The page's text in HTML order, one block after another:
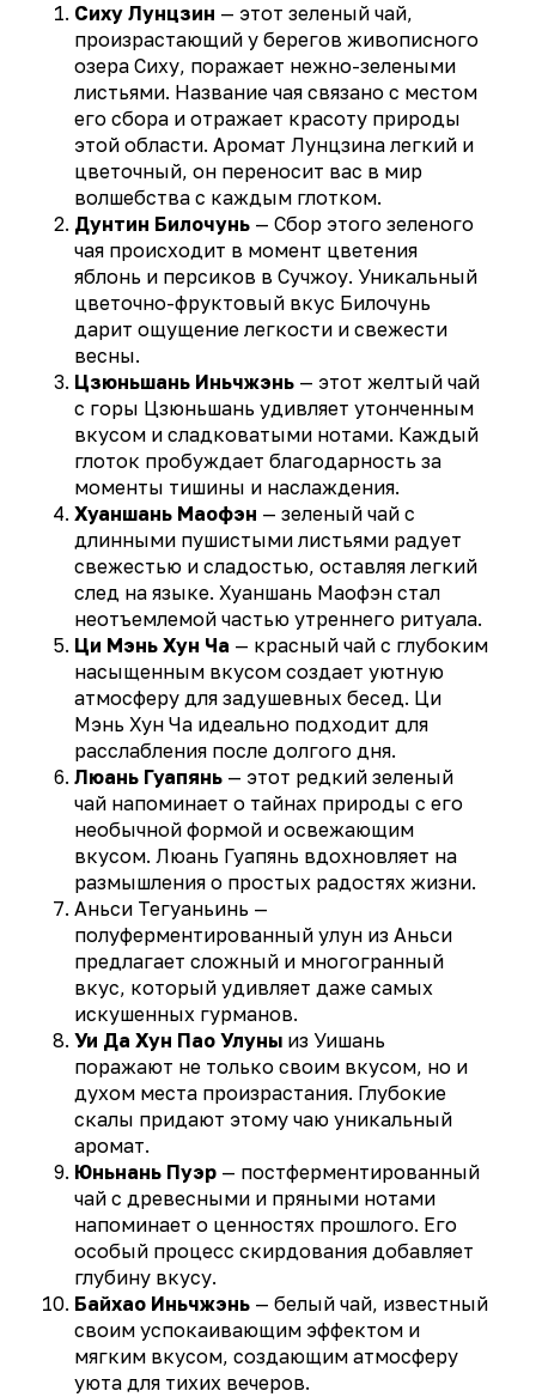
Сиху Лунцзин — этот зеленый чай,
произрастающий у берегов живописного
озера Сиху, поражает нежно-зелеными
листьями. Название чая связано с местом
его сбора и отражает красоту природы
этой области. Аромат Лунцзина легкий и
цветочный, он переносит вас в мир
волшебства с каждым глотком.
Дунтин Билочунь — Сбор этого зеленого
чая происходит в момент цветения
яблонь и персиков в Сучжоу. Уникальный
цветочно-фруктовый вкус Билочунь
дарит ощущение легкости и свежести
весны.
Цзюньшань Иньчжэнь — этот желтый чай
с горы Цзюньшань удивляет утонченным
вкусом и сладковатыми нотами. Каждый
глоток пробуждает благодарность за
моменты тишины и наслаждения.
Хуаншань Маофэн — зеленый чай с
длинными пушистыми листьями радует
свежестью и сладостью, оставляя легкий
след на языке. Хуаншань Маофэн стал
неотъемлемой частью утреннего ритуала.
Ци Мэнь Хун Ча — красный чай с глубоким
насыщенным вкусом создает уютную
атмосферу для задушевных бесед. Ци
Мэнь Хун Ча идеально подходит для
расслабления после долгого дня.
Люань Гуапянь — этот редкий зеленый
чай напоминает о тайнах природы с его
необычной формой и освежающим
вкусом. Люань Гуапянь вдохновляет на
размышления о простых радостях жизни.
Аньси Тегуаньинь —
полуферментированный улун из Аньси
предлагает сложный и многогранный
вкус, который удивляет даже самых
искушенных гурманов.
Уи Да Хун Пао Улуны из Уишань
поражают не только своим вкусом, но и
духом места произрастания. Глубокие
скалы придают этому чаю уникальный
аромат.
Юньнань Пуэр — постферментированный
чай с древесными и пряными нотами
напоминает о ценностях прошлого. Его
особый процесс скирдования добавляет
глубину вкусу.
Байхао Иньчжэнь — белый чай, известный
своим успокаивающим эффектом и
мягким вкусом, создающим атмосферу
уюта для тихих вечеров.